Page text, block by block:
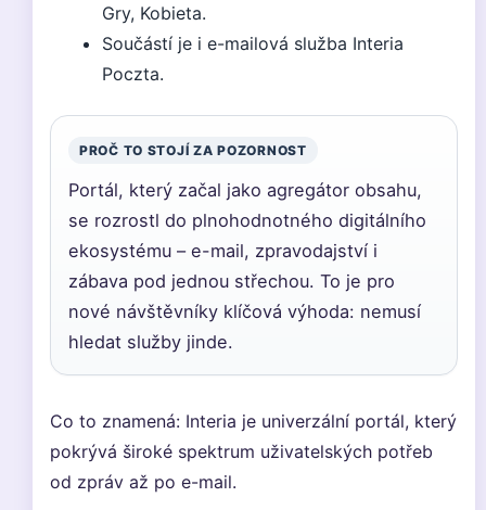
Gry, Kobieta.
Součástí je i e-mailová služba Interia
Poczta.
PROČ TO STOJÍ ZA POZORNOST
Portál, který začal jako agregátor obsahu,
se rozrostl do plnohodnotného digitálního
ekosystému – e-mail, zpravodajství i
zábava pod jednou střechou. To je pro
nové návštěvníky klíčová výhoda: nemusí
hledat služby jinde.
Co to znamená: Interia je univerzální portál, který
pokrývá široké spektrum uživatelských potřeb
od zpráv až po e-mail.